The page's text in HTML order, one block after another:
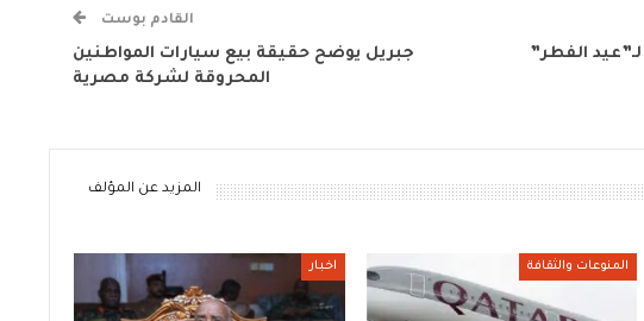
الفطر”
القادم بوست
جبريل يوضح حقيقة بيع سيارات المواطنين
المحروقة لشركة مصرية
المزيد عن المؤلف
المنوعات والثقافة اخبار